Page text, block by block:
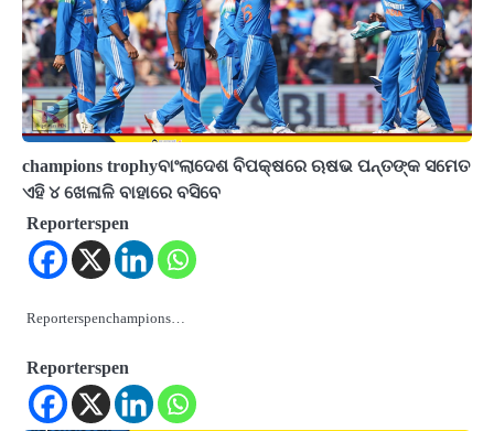
champions trophyବାଂଲାଦେଶ ବିପକ୍ଷରେ ଋଷଭ ପନ୍ତଙ୍କ ସମେତ
ଏହି ୪ ଖେଳାଳି ବାହାରେ ବସିବେ
Reporterspen
Reporterspenchampions…
Reporterspen